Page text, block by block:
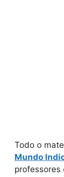
Todo o
Mundo
professores